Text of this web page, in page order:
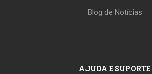
Blog de Notícias
AJUDA E SUPORTE